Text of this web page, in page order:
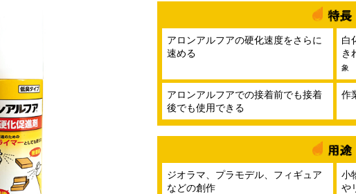
アロンアルフアの硬化速度をさらに
速める
白
き
象
アロンアルフアでの接着前でも接着
後でも使用できる
作
ジオラマ、プラモデル、フィギュア
などの創作
小
や